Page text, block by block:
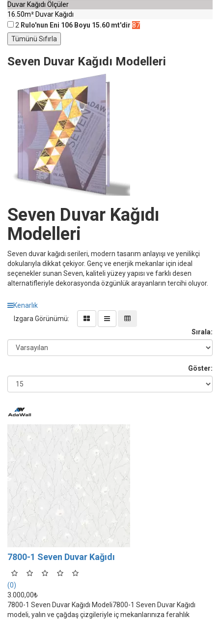
Duvar Kağıdı Ölçüler
16.50m² Duvar Kağıdı
2 Rulo'nun Eni 106 Boyu 15.60 mt'dir 87
Seven Duvar Kağıdı Modelleri
Seven Duvar Kağıdı
Modelleri
Seven duvar kağıdı serileri, modern tasarım anlayışı ve yenilikçi
dokularıyla dikkat çekiyor. Genç ve enerjik mekanlar için ideal
seçenekler sunan Seven, kaliteli yüzey yapısı ve farklı desen
alternatifleriyle dekorasyonda özgünlük arayanların tercihi oluyor.
Kenarlık
Izgara Görünümü:
Sırala:
Göster:
7800-1 Seven Duvar Kağıdı
(0)
3.000,00₺
7800-1 Seven Duvar Kağıdı Modeli7800-1 Seven Duvar Kağıdı
modeli, yalın ve çağdaş çizgileriyle iç mekanlarınıza ferahlık